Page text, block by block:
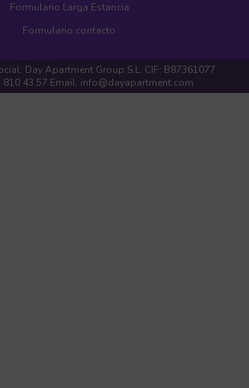
Formulario Larga Estancia
Formulario contacto
Day Apartment Group S.L. CIF: B87361077
810 43 57 Email: info@dayapartment.com